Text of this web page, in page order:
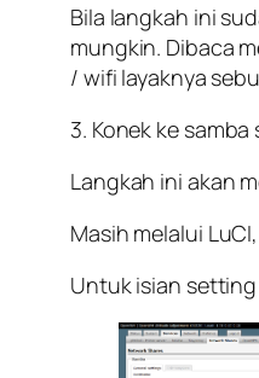
Bila langkah ini
mungkin. Dibaca
/ wifi layaknya
3. Konek ke samba
Langkah ini akan
Masih melalui
Untuk isian